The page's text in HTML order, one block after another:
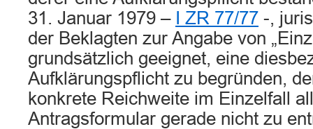
31. Januar 1979 –
I ZR 77/77 -,
der Beklagten zur Angabe von
grundsätzlich geeignet, eine
Aufklärungspflicht zu begründen,
konkrete Reichweite im Einzelfall
Antragsformular gerade nicht zu